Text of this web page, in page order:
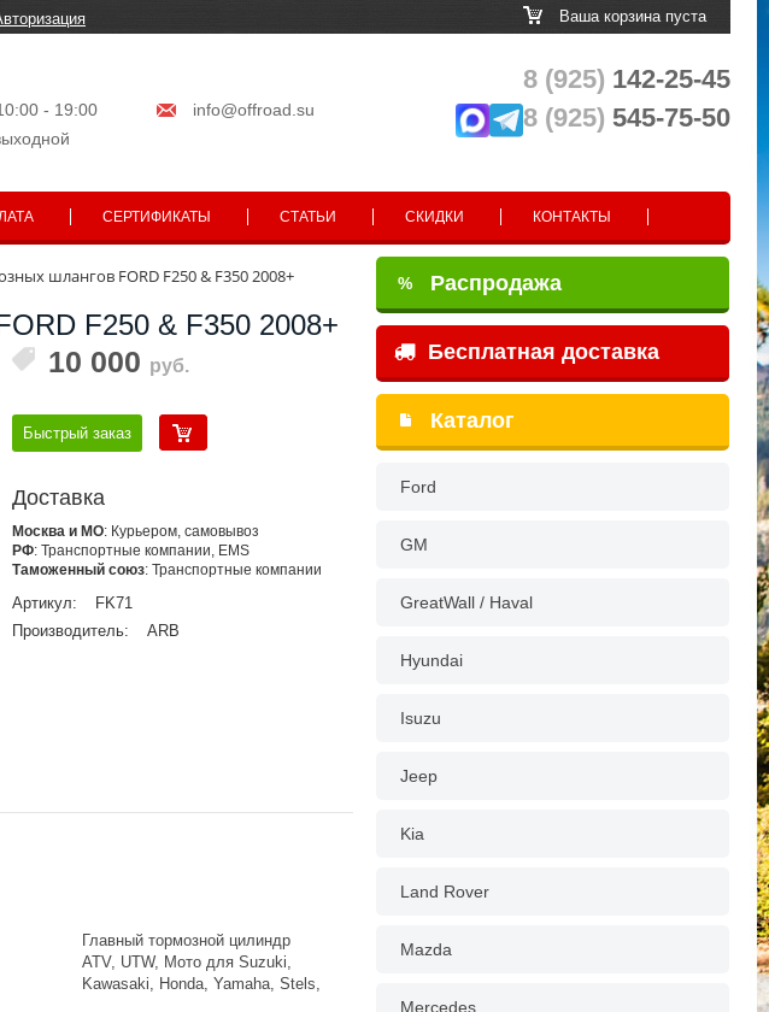
Ваша корзина пуста
- 19:00
info@offroad.su
8 (925) 142-25-45
8 (925) 545-75-50
СЕРТИФИКАТЫ СТАТЬИ СКИДКИ КОНТАКТЫ
шлангов FORD F250 & F350 2008+
F250 & F350 2008+
10 000 руб.
Быстрый заказ
Доставка
Москва и МО: Курьером, самовывоз
РФ: Транспортные компании, EMS
Таможенный союз: Транспортные компании
Артикул:
FK71
Производитель:
ARB
Главный тормозной цилиндр
ATV, UTW, Мото для Suzuki,
Kawasaki, Honda, Yamaha, Stels,
% Распродажа
Бесплатная доставка
Каталог
Ford
GM
GreatWall / Haval
Hyundai
Isuzu
Jeep
Kia
Land Rover
Mazda
Mercedes